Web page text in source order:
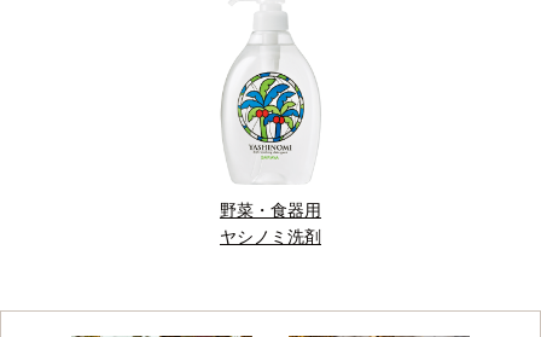
野菜・食器用
ヤシノミ洗剤